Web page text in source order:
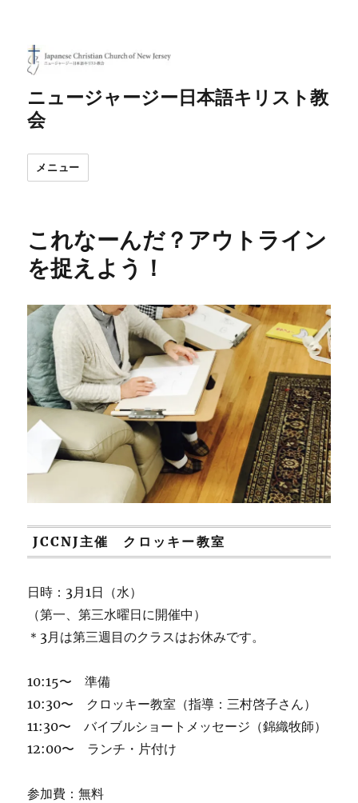
ニュージャージー日本語キリスト教
会
メニュー
これなーんだ？アウトライン
を捉えよう！
JCCNJ主催 クロッキー教室
日時：3月1日（水）
（第一、第三水曜日に開催中）
＊3月は第三週目のクラスはお休みです。
10:15〜 準備
10:30〜 クロッキー教室（指導：三村啓子さん）
11:30〜 バイブルショートメッセージ（錦織牧師）
12:00〜 ランチ・片付け
参加費：無料